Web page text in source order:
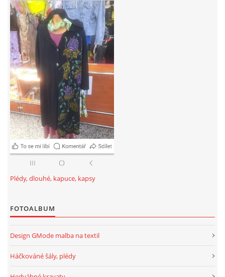
Plédy, dlouhé, kapuce, kapsy
FOTOALBUM
Design GMode malba na textil
Háčkováné šály, plédy